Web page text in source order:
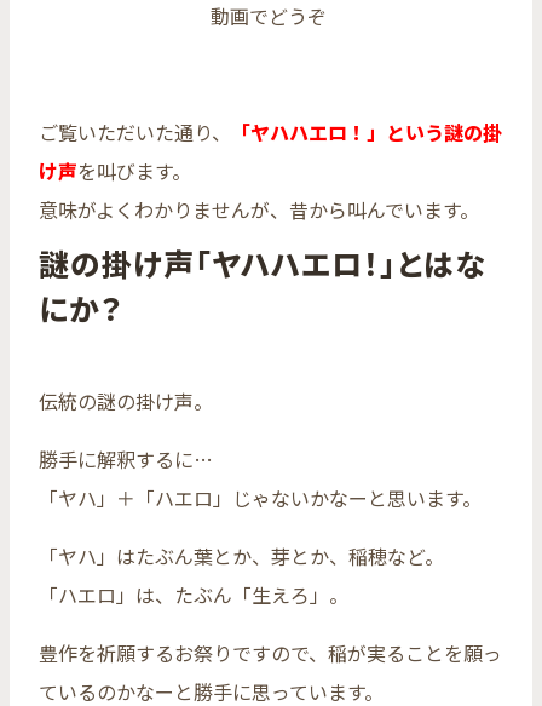
動画でどうぞ
ご覧いただいた通り、
「ヤハハエロ！」という謎の掛
け声を叫びます。
意味がよくわかりませんが、昔から叫んでいます。
謎の掛け声「ヤハハエロ！」とはな
にか？
伝統の謎の掛け声。
勝手に解釈するに…
「ヤハ」＋「ハエロ」じゃないかなーと思います。
「ヤハ」はたぶん葉とか、芽とか、稲穂など。
「ハエロ」は、たぶん「生えろ」。
豊作を祈願するお祭りですので、稲が実ることを願っ
ているのかなーと勝手に思っています。